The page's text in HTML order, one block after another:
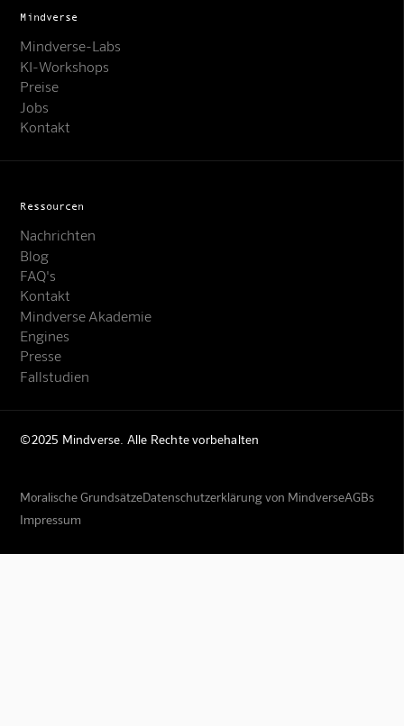
Mindverse
Mindverse-Labs
KI-Workshops
Preise
Jobs
Kontakt
Ressourcen
Nachrichten
Blog
FAQ's
Kontakt
Mindverse Akademie
Engines
Presse
Fallstudien
©2025 Mindverse. Alle Rechte vorbehalten
Moralische GrundsätzeDatenschutzerklärung von MindverseAGBs
Impressum